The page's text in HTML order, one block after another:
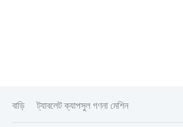
বাড়ি ট্যাবলেট ক্যাপসুল গণনা মেশিন